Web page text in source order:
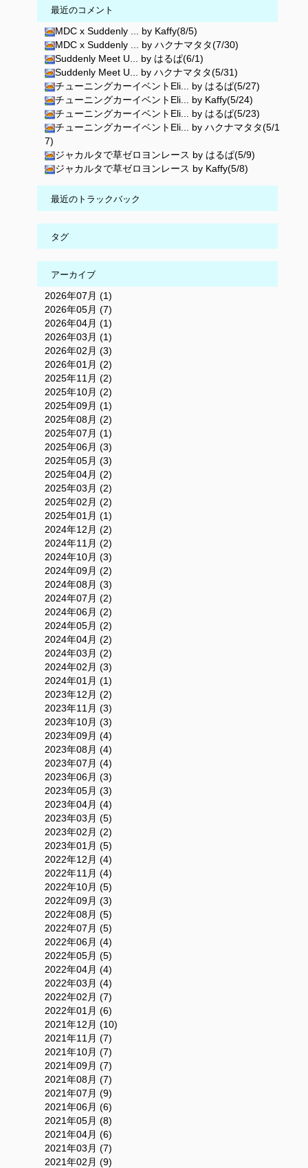
最近のコメント
MDC x Suddenly ... by Kaffy(8/5)
MDC x Suddenly ... by ハクナマタタ(7/30)
Suddenly Meet U... by はるぱ(6/1)
Suddenly Meet U... by ハクナマタタ(5/31)
チューニングカーイベントEli... by はるぱ(5/27)
チューニングカーイベントEli... by Kaffy(5/24)
チューニングカーイベントEli... by はるぱ(5/23)
チューニングカーイベントEli... by ハクナマタタ(5/1
7)
ジャカルタで草ゼロヨンレース by はるぱ(5/9)
ジャカルタで草ゼロヨンレース by Kaffy(5/8)
最近のトラックバック
タグ
アーカイブ
2026年07月 (1)
2026年05月 (7)
2026年04月 (1)
2026年03月 (1)
2026年02月 (3)
2026年01月 (2)
2025年11月 (2)
2025年10月 (2)
2025年09月 (1)
2025年08月 (2)
2025年07月 (1)
2025年06月 (3)
2025年05月 (3)
2025年04月 (2)
2025年03月 (2)
2025年02月 (2)
2025年01月 (1)
2024年12月 (2)
2024年11月 (2)
2024年10月 (3)
2024年09月 (2)
2024年08月 (3)
2024年07月 (2)
2024年06月 (2)
2024年05月 (2)
2024年04月 (2)
2024年03月 (2)
2024年02月 (3)
2024年01月 (1)
2023年12月 (2)
2023年11月 (3)
2023年10月 (3)
2023年09月 (4)
2023年08月 (4)
2023年07月 (4)
2023年06月 (3)
2023年05月 (3)
2023年04月 (4)
2023年03月 (5)
2023年02月 (2)
2023年01月 (5)
2022年12月 (4)
2022年11月 (4)
2022年10月 (5)
2022年09月 (3)
2022年08月 (5)
2022年07月 (5)
2022年06月 (4)
2022年05月 (5)
2022年04月 (4)
2022年03月 (4)
2022年02月 (7)
2022年01月 (6)
2021年12月 (10)
2021年11月 (7)
2021年10月 (7)
2021年09月 (7)
2021年08月 (7)
2021年07月 (9)
2021年06月 (6)
2021年05月 (8)
2021年04月 (6)
2021年03月 (7)
2021年02月 (9)